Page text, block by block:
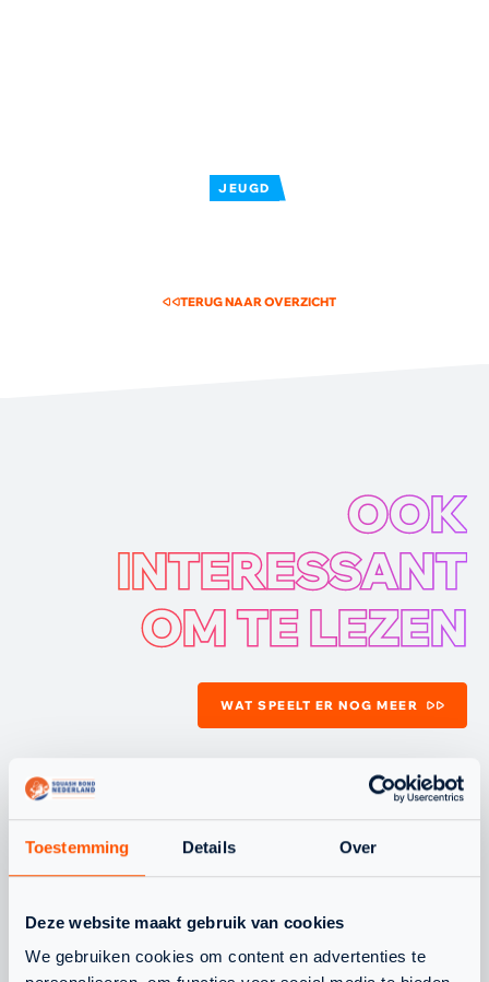
Toestemming Details Over
Deze website maakt gebruik van cookies
We gebruiken cookies om content en advertenties te
JEUGD
TERUG NAAR OVERZICHT
OOK
INTERESSANT
OM TE LEZEN
WAT SPEELT ER NOG MEER